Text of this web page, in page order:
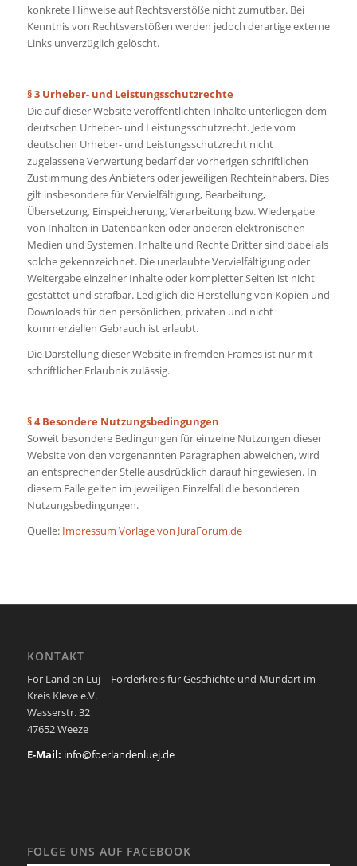
konkrete Hinweise auf Rechtsverstöße nicht zumutbar. Bei
Kenntnis von Rechtsverstößen werden jedoch derartige externe
Links unverzüglich gelöscht.
§ 3 Urheber- und Leistungsschutzrechte
Die auf dieser Website veröffentlichten Inhalte unterliegen dem
deutschen Urheber- und Leistungsschutzrecht. Jede vom
deutschen Urheber- und Leistungsschutzrecht nicht
zugelassene Verwertung bedarf der vorherigen schriftlichen
Zustimmung des Anbieters oder jeweiligen Rechteinhabers. Dies
gilt insbesondere für Vervielfältigung, Bearbeitung,
Übersetzung, Einspeicherung, Verarbeitung bzw. Wiedergabe
von Inhalten in Datenbanken oder anderen elektronischen
Medien und Systemen. Inhalte und Rechte Dritter sind dabei als
solche gekennzeichnet. Die unerlaubte Vervielfältigung oder
Weitergabe einzelner Inhalte oder kompletter Seiten ist nicht
gestattet und strafbar. Lediglich die Herstellung von Kopien und
Downloads für den persönlichen, privaten und nicht
kommerziellen Gebrauch ist erlaubt.
Die Darstellung dieser Website in fremden Frames ist nur mit
schriftlicher Erlaubnis zulässig.
§ 4 Besondere Nutzungsbedingungen
Soweit besondere Bedingungen für einzelne Nutzungen dieser
Website von den vorgenannten Paragraphen abweichen, wird
an entsprechender Stelle ausdrücklich darauf hingewiesen. In
diesem Falle gelten im jeweiligen Einzelfall die besonderen
Nutzungsbedingungen.
Quelle: Impressum Vorlage von JuraForum.de
KONTAKT
För Land en Lüj – Förderkreis für Geschichte und Mundart im
Kreis Kleve e.V.
Wasserstr. 32
47652 Weeze
E-Mail: info@foerlandenluej.de
FOLGE UNS AUF FACEBOOK